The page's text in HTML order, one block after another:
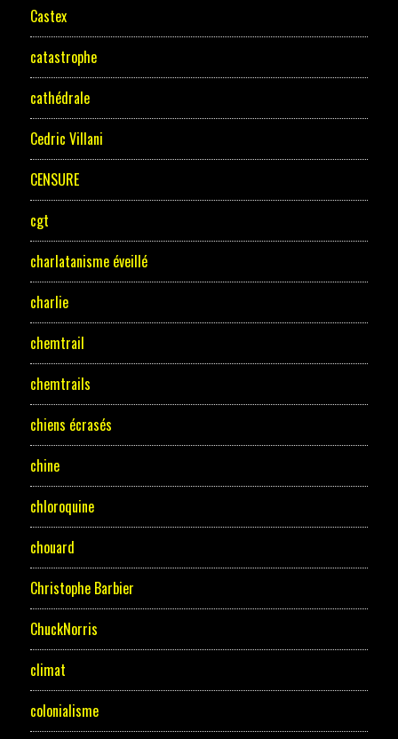
Castex
catastrophe
cathédrale
Cedric Villani
CENSURE
cgt
charlatanisme éveillé
charlie
chemtrail
chemtrails
chiens écrasés
chine
chloroquine
chouard
Christophe Barbier
ChuckNorris
climat
colonialisme